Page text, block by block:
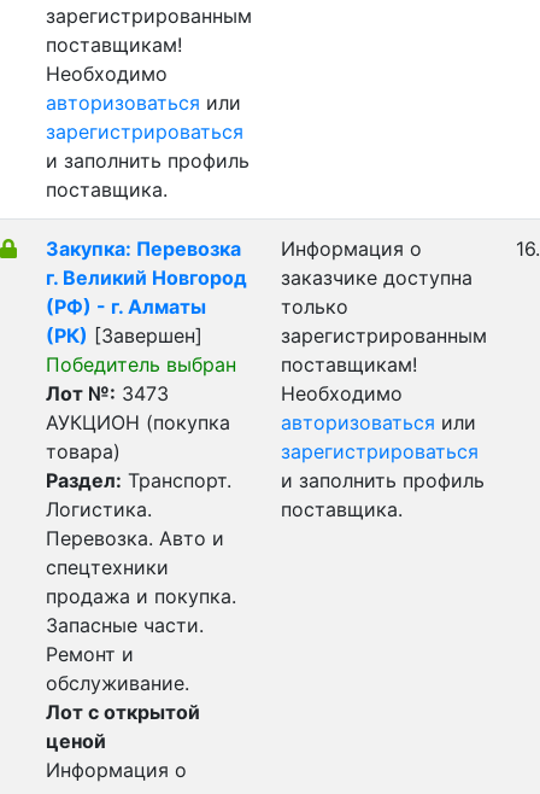
зарегистрированным
поставщикам!
Необходимо
авторизоваться или
зарегистрироваться
и заполнить профиль
поставщика.
Закупка: Перевозка
г. Великий Новгород
(РФ) - г. Алматы
(РК) [Завершен]
Победитель выбран
Лот №: 3473
АУКЦИОН (покупка
товара)
Раздел: Транспорт.
Логистика.
Перевозка. Авто и
спецтехники
продажа и покупка.
Запасные части.
Ремонт и
обслуживание.
Лот с открытой
ценой
Информация о
Информация о
заказчике доступна
только
зарегистрированным
поставщикам!
Необходимо
авторизоваться или
зарегистрироваться
и заполнить профиль
поставщика.